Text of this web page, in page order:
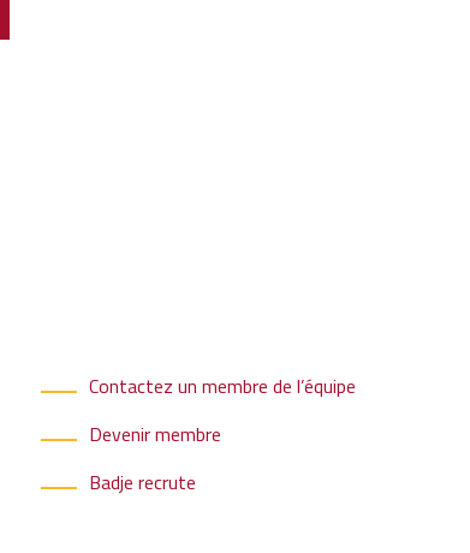
Contactez un membre de l’équipe
Devenir membre
Badje recrute